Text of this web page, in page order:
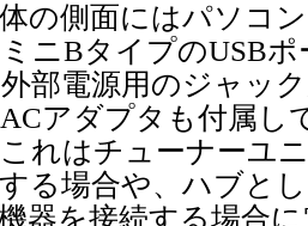
の側面にはパソコ
ニBタイプのUSBポ
部電源用のジャッ
アダプタも付属し
れはチューナーユ
る場合や、ハブと
器を接続する場合